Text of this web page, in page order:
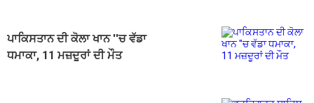
ਪਾਕਿਸਤਾਨ ਦੀ ਕੋਲਾ ਖਾਨ ''ਚ ਵੱਡਾ
ਧਮਾਕਾ, 11 ਮਜ਼ਦੂਰਾਂ ਦੀ ਮੌਤ